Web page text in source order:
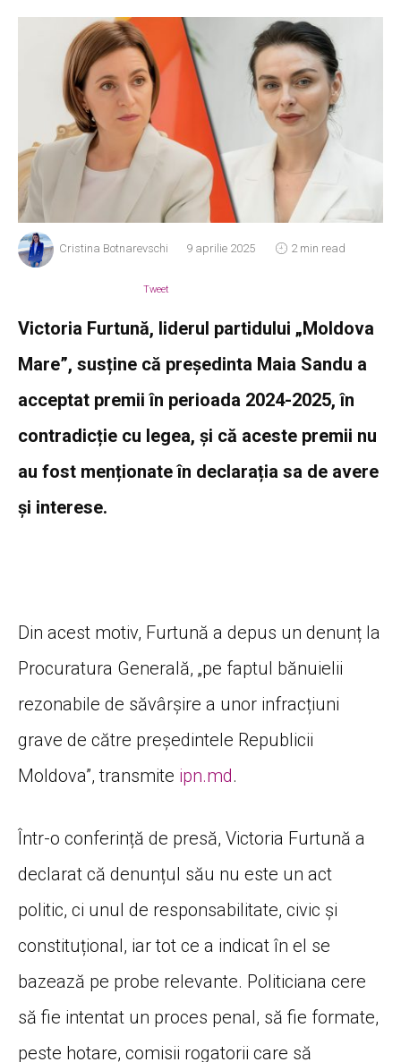
Cristina Botnarevschi 9 aprilie 2025 2 min read
Tweet
Victoria Furtună, liderul partidului „Moldova
Mare”, susține că președinta Maia Sandu a
acceptat premii în perioada 2024-2025, în
contradicție cu legea, și că aceste premii nu
au fost menționate în declarația sa de avere
și interese.
Din acest motiv, Furtună a depus un denunț la
Procuratura Generală, „pe faptul bănuielii
rezonabile de săvârșire a unor infracțiuni
grave de către președintele Republicii
Moldova”, transmite ipn.md.
Într-o conferință de presă, Victoria Furtună a
declarat că denunțul său nu este un act
politic, ci unul de responsabilitate, civic și
constituțional, iar tot ce a indicat în el se
bazează pe probe relevante. Politiciana cere
să fie intentat un proces penal, să fie formate,
peste hotare, comisii rogatorii care să